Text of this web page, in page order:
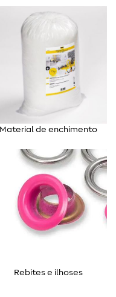
Material de enchimento
Rebites e ilhoses